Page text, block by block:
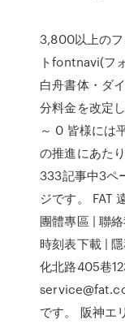
3,800以上のフ
トfontnavi(フ
白舟書体・ダ
分料金を改定
～ 0 皆様には
の推進にあた
333記事中3ペ
ジです。 FAT
團體專區 | 聯
時刻表下載 |
化北路405巷
です。 阪神エ